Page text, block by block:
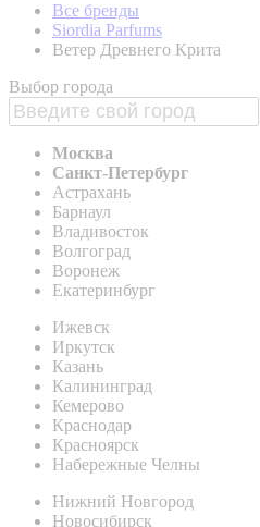
Все бренды
Siordia Parfums
Ветер Древнего Крита
Выбор города
Москва
Санкт-Петербург
Астрахань
Барнаул
Владивосток
Волгоград
Воронеж
Екатеринбург
Ижевск
Иркутск
Казань
Калининград
Кемерово
Краснодар
Красноярск
Набережные Челны
Нижний Новгород
Новосибирск